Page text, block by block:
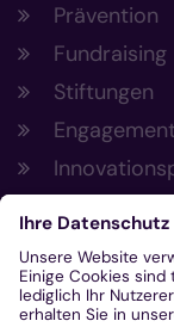
Prävention
Fundraising
Stiftungen
Aus der
Nachrichten